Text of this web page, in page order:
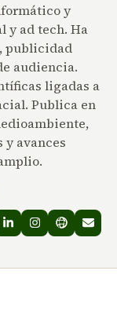
y
y ad tech. Ha
publicidad
audiencia.
ligadas a
Publica en
y avances